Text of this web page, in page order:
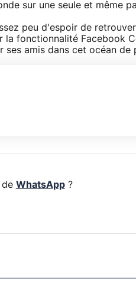
sur une seule et même
peu d'espoir de
la fonctionnalité Facebook
ses amis dans cet océan de
WhatsApp?